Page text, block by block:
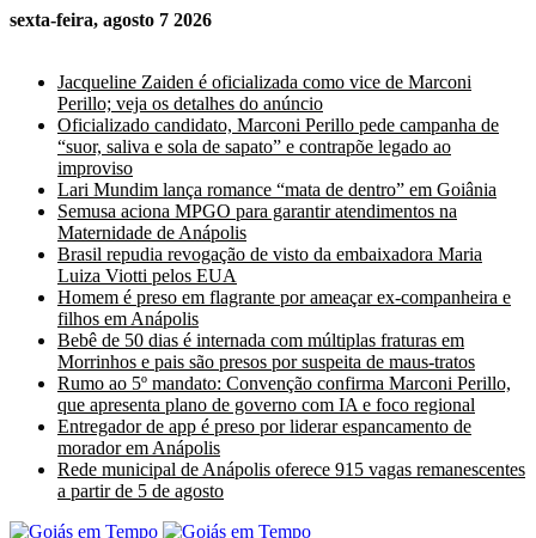
sexta-feira, agosto 7 2026
Jacqueline Zaiden é oficializada como vice de Marconi
Perillo; veja os detalhes do anúncio
Oficializado candidato, Marconi Perillo pede campanha de
“suor, saliva e sola de sapato” e contrapõe legado ao
improviso
Lari Mundim lança romance “mata de dentro” em Goiânia
Semusa aciona MPGO para garantir atendimentos na
Maternidade de Anápolis
Brasil repudia revogação de visto da embaixadora Maria
Luiza Viotti pelos EUA
Homem é preso em flagrante por ameaçar ex-companheira e
filhos em Anápolis
Bebê de 50 dias é internada com múltiplas fraturas em
Morrinhos e pais são presos por suspeita de maus-tratos
Rumo ao 5º mandato: Convenção confirma Marconi Perillo,
que apresenta plano de governo com IA e foco regional
Entregador de app é preso por liderar espancamento de
morador em Anápolis
Rede municipal de Anápolis oferece 915 vagas remanescentes
a partir de 5 de agosto